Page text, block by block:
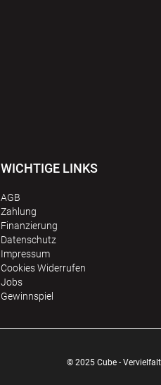
WICHTIGE LINKS
AGB
Zahlung
Finanzierung
Datenschutz
Impressum
Сookies Widerrufen
Jobs
Gewinnspiel
© 2025 Cube -